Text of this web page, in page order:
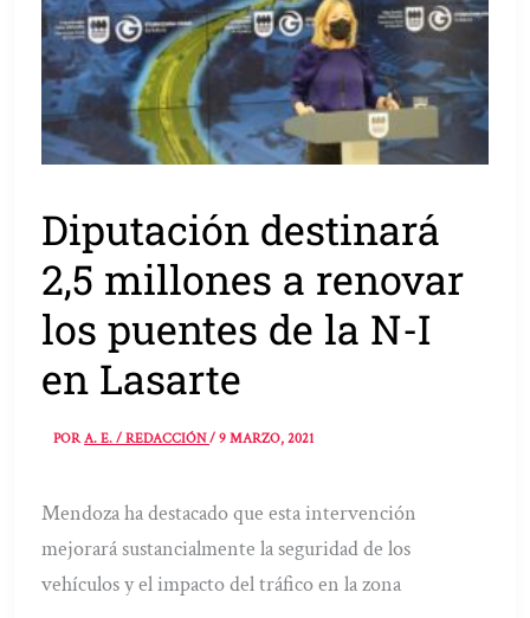
Diputación destinará
2,5 millones a renovar
los puentes de la N-I
en Lasarte
PORA. E. / REDACCIÓN/9 MARZO, 2021
Mendoza ha destacado que esta intervención
mejorará sustancialmente la seguridad de los
vehículos y el impacto del tráfico en la zona